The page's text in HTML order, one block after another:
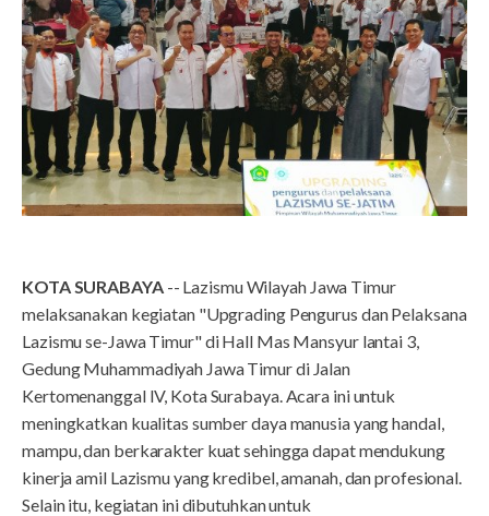
KOTA SURABAYA-- Lazismu Wilayah Jawa Timur
melaksanakan kegiatan "Upgrading Pengurus dan Pelaksana
Lazismu se-Jawa Timur" di Hall Mas Mansyur lantai 3,
Gedung Muhammadiyah Jawa Timur di Jalan
Kertomenanggal IV, Kota Surabaya. Acara ini untuk
meningkatkan kualitas sumber daya manusia yang handal,
mampu, dan berkarakter kuat sehingga dapat mendukung
kinerja amil Lazismu yang kredibel, amanah, dan profesional.
Selain itu, kegiatan ini dibutuhkan untuk